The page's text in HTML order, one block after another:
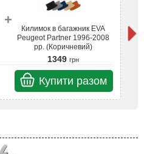
+
Килимок в багажник EVA
Peugeot Partner 1996-2008
рр. (Коричневий)
1349 грн
Купити разом